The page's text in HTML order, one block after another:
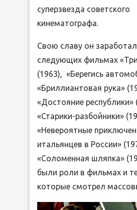
суперзвезда советского
кинематографа.
Свою славу он
следующих фильмах
(1963), «Берегись
«Бриллиантовая рука»
«Достояние республики»
«Старики-разбойники»
«Невероятные
итальянцев в России»
«Соломенная шляпка»
были роли в фильмах и
которые смотрел